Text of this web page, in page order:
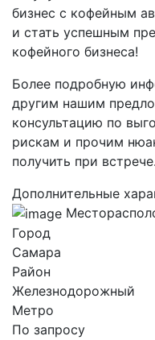
бизнес с кофейным
и стать успешным
кофейного бизнеса!
Более подробную
другим нашим
консультацию по
рискам и прочим
получить при встрече.
Дополнительные
Город
Самара
Район
Железнодорожный
Метро
По запросу